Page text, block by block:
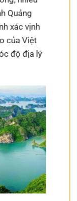
Quảng
xác vịnh
của Việt
độ địa lý